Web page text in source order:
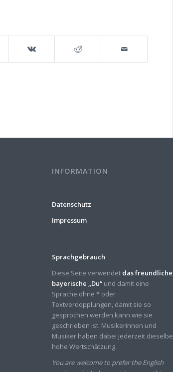
INFORMATION
Datenschutz
Impressum
Sprachgebrauch
Diese Seite verwendet das freundliche
bayerische „Du“ und damit eine
Sprache ohne * oder
Textverdopplungen, damit sie so
gesprochen werden kann wie sie
geschrieben ist. Musikerinnen und
Musiker haben dabei jederzeit dieselbe
hohe Wertschätzung.
You are welcome to prefer the English